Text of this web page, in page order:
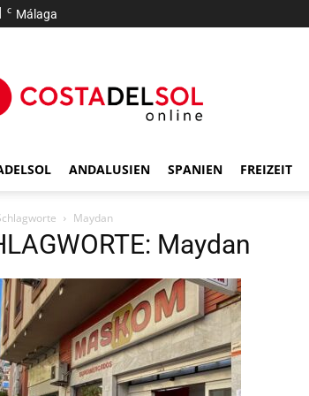
C Málaga
ANDALUSIEN SPANIEN FREIZEIT
Maydan
Maydan